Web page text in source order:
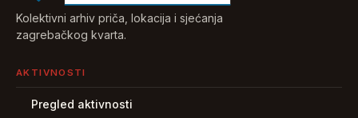
Kolektivni arhiv priča, lokacija i sjećanja
zagrebačkog kvarta.
AKTIVNOSTI
Pregled aktivnosti